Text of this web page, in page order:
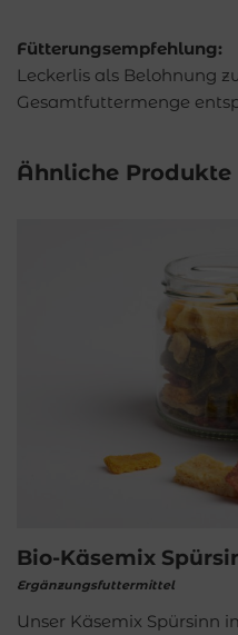
Fütterungsempfehlung:
Leckerlis als Belohnung
Gesamtfuttermenge
Ähnliche Produkte
Bio-Käsemix
Ergänzungsfuttermittel
Unser Käsemix Spürsinn